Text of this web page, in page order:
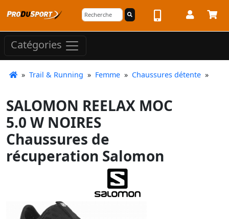
Catégories
» Trail & Running » Femme » Chaussures détente »
SALOMON REELAX MOC
5.0 W NOIRES
Chaussures de
récuperation Salomon